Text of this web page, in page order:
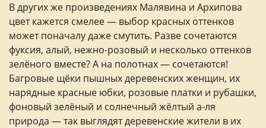
В других же произведениях Малявина и Архипова
цвет кажется смелее — выбор красных оттенков
может поначалу даже смутить. Разве сочетаются
фуксия, алый, нежно-розовый и несколько оттенков
зелёного вместе? А на полотнах — сочетаются!
Багровые щёки пышных деревенских женщин, их
нарядные красные юбки, розовые платки и рубашки,
фоновый зелёный и солнечный жёлтый а-ля
природа — так выглядят деревенские жители в их